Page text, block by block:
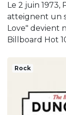
Le 2 juin
atteignent un
Love" devient
Billboard Hot
Rock